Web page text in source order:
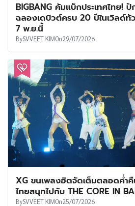
BIGBANG คัมแบ็กประเทศไทย!
ฉลองเดบิวต์ครบ 20 ปีในเวิลด์ทั
7 พ.ย.นี้
BySVVEET KIMOn29/07/2026
XG ขนเพลงฮิตจัดเต็มตลอดค่ำ
ไทยสนุกไปกับ THE CORE IN
BySVVEET KIMOn25/07/2026